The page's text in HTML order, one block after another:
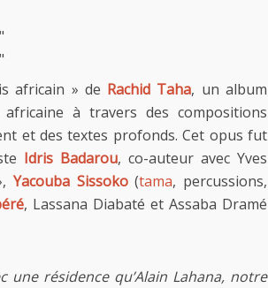
"
"
africain » de Rachid Taha, un album
à travers des compositions
et des textes profonds. Cet opus fut
Idris Badarou, co-auteur avec Yves
Yacouba Sissoko(tama, percussions,
, Lassana Diabaté et Assaba Dramé
résidence qu’Alain Lahana, notre